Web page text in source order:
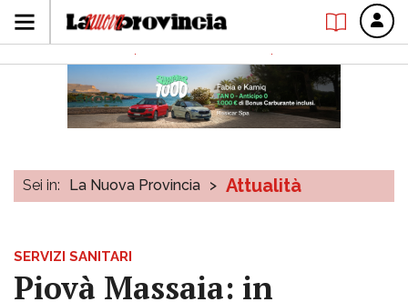
Sei in: La Nuova Provincia > Attualità
SERVIZI SANITARI
Piovà Massaia: in